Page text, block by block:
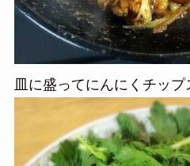
皿に盛ってにんにくチッ